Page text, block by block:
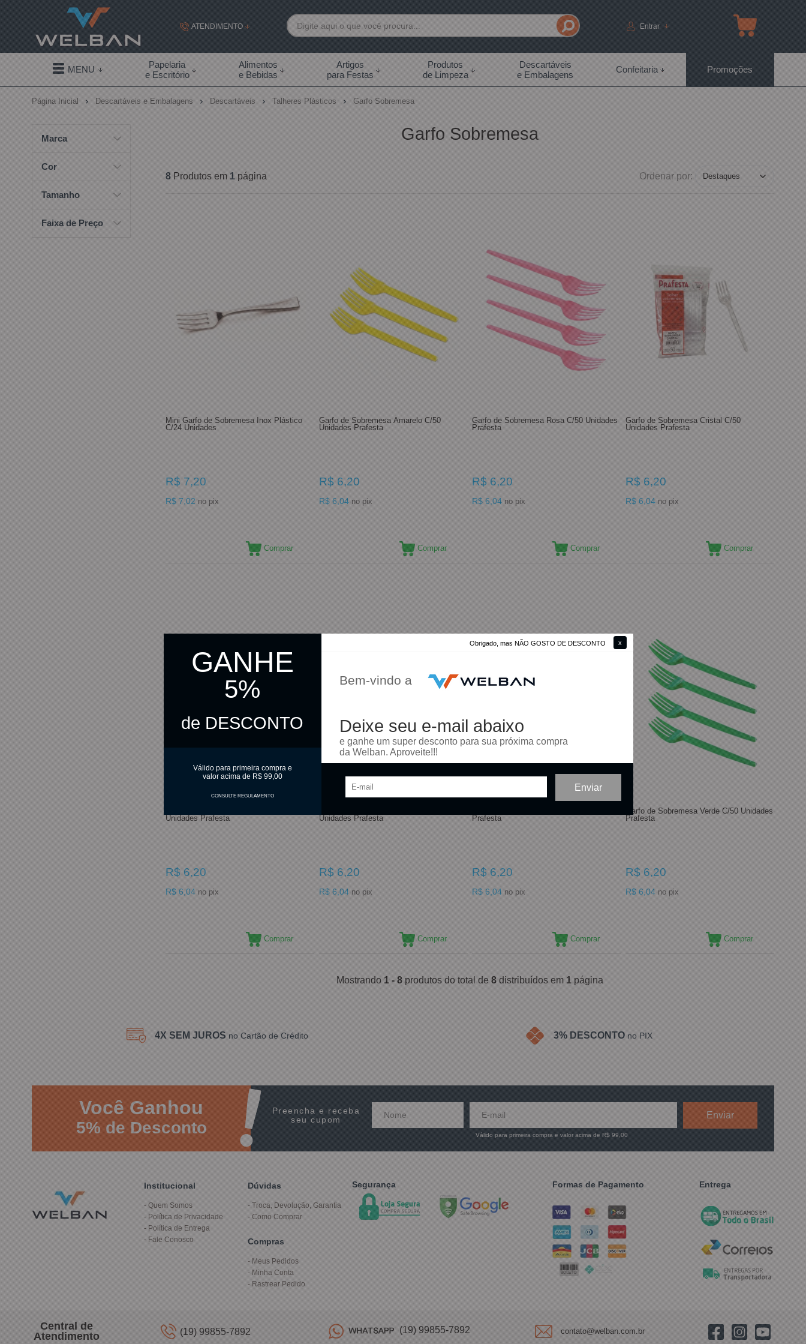
Obrigado, mas NÃO GOSTO DE DESCONTO
GANHE
5%
de DESCONTO
Válido para primeira compra e
valor acima de R$ 99,00
CONSULTE REGULAMENTO
Bem-vindo a
Deixe seu e-mail abaixo
e ganhe um super desconto para sua próxima compra
da Welban. Aproveite!!!
ATENDIMENTO
(19) 99855-7892
(19) 99855-7892
contato@welban.com.br
Segunda à sexta - 08:30h às 18:00h Sábados -
09:00h às 14:00h
Entrar
MENU
Papelaria
e Escritório
Alimentos
e Bebidas
Artigos
para Festas
Produtos
de Limpeza
Descartáveis
e Embalagens
Confeitaria Promoções
Página Inicial Descartáveis e Embalagens Descartáveis Talheres Plásticos Garfo Sobremesa
Marca
Cor
Tamanho
Faixa de Preço
Garfo Sobremesa
8 Produtos em 1 página Ordenar por:
Mini Garfo de Sobremesa Inox Plástico
C/24 Unidades
R$ 7,20
R$ 7,02 no pix
Comprar
Garfo de Sobremesa Amarelo C/50
Unidades Prafesta
R$ 6,20
R$ 6,04 no pix
Comprar
Garfo de Sobremesa Rosa C/50 Unidades
Prafesta
R$ 6,20
R$ 6,04 no pix
Comprar
Garfo de Sobremesa Cristal C/50
Unidades Prafesta
R$ 6,20
R$ 6,04 no pix
Comprar
Unidades Prafesta
R$ 6,20
R$ 6,04 no pix
Comprar
Unidades Prafesta
R$ 6,20
R$ 6,04 no pix
Comprar
Prafesta
R$ 6,20
R$ 6,04 no pix
Comprar
Garfo de Sobremesa Verde C/50 Unidades
Prafesta
R$ 6,20
R$ 6,04 no pix
Comprar
Mostrando1 - 8produtos do total de8distribuídos em1página
4X SEM JUROS no Cartão de Crédito 3% DESCONTO no PIX
VocêGanhou
5%de Desconto
Preencha e receba
seu cupom
Válido para primeira compra e valor acima de R$ 99,00
Institucional
Quem Somos
Política de Privacidade
Política de Entrega
Fale Conosco
Dúvidas
Troca, Devolução, Garantia
Como Comprar
Compras
Meus Pedidos
Minha Conta
Rastrear Pedido
Segurança Formas de Pagamento Entrega
Central de
Atendimento
(19) 99855-7892 (19) 99855-7892 contato@welban.com.br